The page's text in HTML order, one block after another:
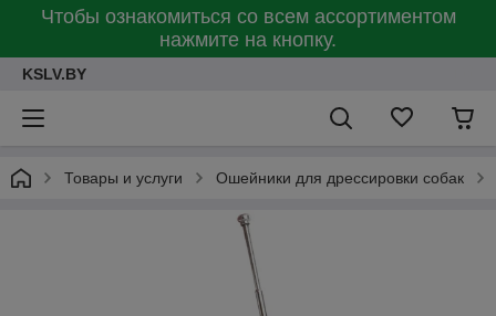
Чтобы ознакомиться со всем ассортиментом
нажмите на кнопку.
KSLV.BY
Товары и услуги Ошейники для дрессировки собак